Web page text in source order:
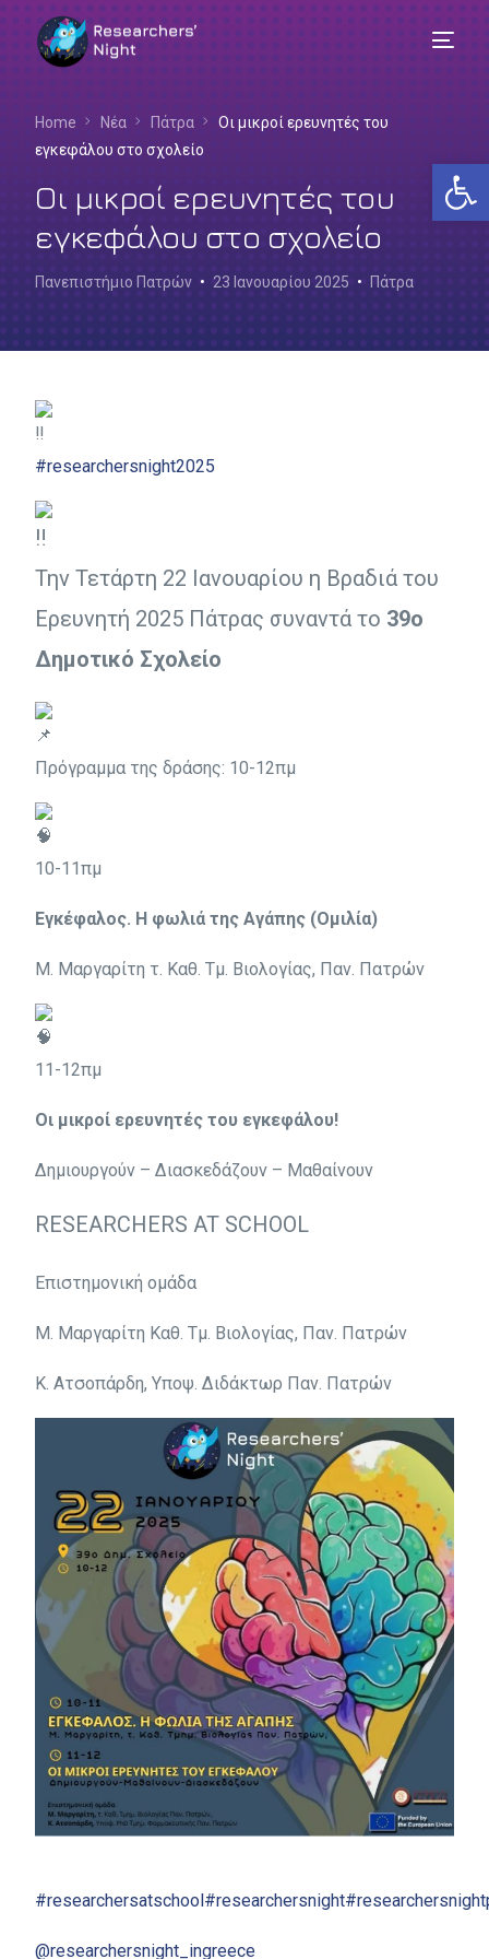
Home Νέα Πάτρα
Οι μικροί ερευνητές του
εγκεφάλου στο σχολείο
Οι μικροί ερευνητές του
εγκεφάλου στο σχολείο
Πανεπιστήμιο Πατρών 23 Ιανουαρίου 2025 Πάτρα
#researchersnight2025
Την Τετάρτη 22 Ιανουαρίου η Βραδιά του
Ερευνητή 2025 Πάτρας συναντά το 39ο
Δημοτικό Σχολείο
Πρόγραμμα της δράσης: 10-12πμ
10-11πμ
Εγκέφαλος. Η φωλιά της Αγάπης (Ομιλία)
Μ. Μαργαρίτη τ. Καθ. Τμ. Βιολογίας, Παν. Πατρών
11-12πμ
Οι μικροί ερευνητές του εγκεφάλου!
Δημιουργούν – Διασκεδάζουν – Μαθαίνουν
RESEARCHERS AT SCHOOL
Επιστημονική ομάδα
Μ. Μαργαρίτη Καθ. Τμ. Βιολογίας, Παν. Πατρών
Κ. Ατσοπάρδη, Υποψ. Διδάκτωρ Παν. Πατρών
#researchersatschool #researchersnight
@researchersnight_ingreece
Ελληνικά